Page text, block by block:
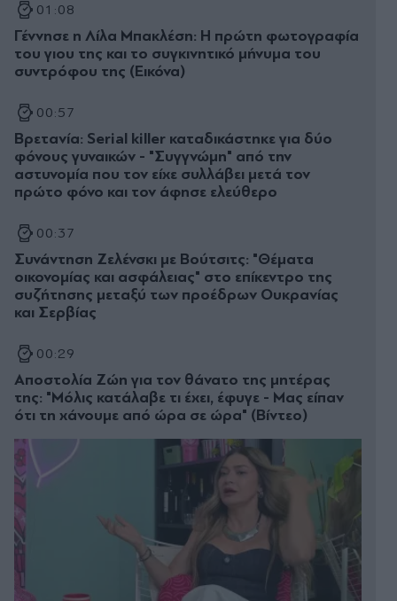
01:08
Γέννησε η Λίλα Μπακλέση: Η πρώτη φωτογραφία
του γιου της και το συγκινητικό μήνυμα του
συντρόφου της (Εικόνα)
00:57
Βρετανία: Serial killer καταδικάστηκε για δύο
φόνους γυναικών - "Συγγνώμη" από την
αστυνομία που τον είχε συλλάβει μετά τον
πρώτο φόνο και τον άφησε ελεύθερο
00:37
Συνάντηση Ζελένσκι με Βούτσιτς: "Θέματα
οικονομίας και ασφάλειας" στο επίκεντρο της
συζήτησης μεταξύ των προέδρων Ουκρανίας
και Σερβίας
00:29
Αποστολία Ζώη για τον θάνατο της μητέρας
της: "Μόλις κατάλαβε τι έχει, έφυγε - Μας είπαν
ότι τη χάνουμε από ώρα σε ώρα" (Βίντεο)